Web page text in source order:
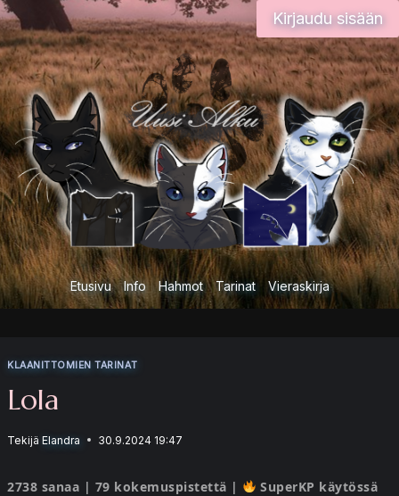
Siirry
sisältöön
Kirjaudu sisään
Etusivu Info Hahmot Tarinat Vieraskirja
KLAANITTOMIEN TARINAT
Lola
Tekijä Elandra 30.9.2024 19:47
2738 sanaa | 79 kokemuspistettä |
SuperKP käytössä